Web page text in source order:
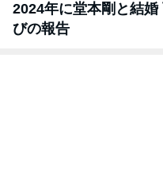
2024年に堂本剛と結
びの報告